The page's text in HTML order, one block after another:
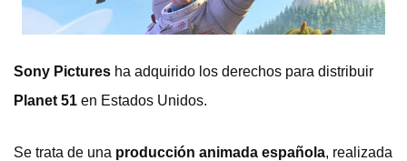
Sony Pictures ha adquirido los derechos para distribuir
Planet 51 en Estados Unidos.
Se trata de una producción animada española, realizada